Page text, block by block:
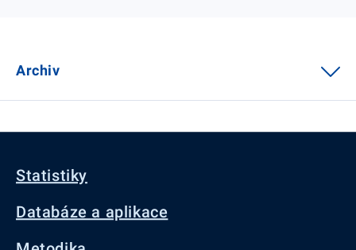
Archiv
Statistiky
Databáze a aplikace